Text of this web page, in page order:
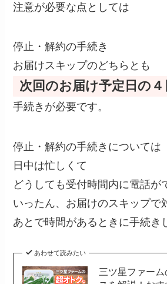
注意が必要な点としては
停止・解約の手続き
お届けスキップのどちらとも
次回のお届け予定日の
手続きが必要です。
停止・解約の手続きについては
日中は忙しくて
どうしても受付時間内に電話が
いったん、お届けのスキップで
あとで時間があるときに手続き
あわせて読みたい
三ツ星ファー